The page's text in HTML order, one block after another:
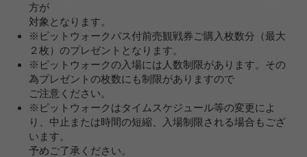
方が
対象となります。
※ピットウォークパス付前売観戦券ご購入枚数分（最大
２枚）のプレゼントとなります。
※ピットウォークの入場には人数制限があります。その
為プレゼントの枚数にも制限がありますので
ご注意ください。
※ピットウォークはタイムスケジュール等の変更によ
り、中止または時間の短縮、入場制限される場合もござ
います。
予めご了承ください。